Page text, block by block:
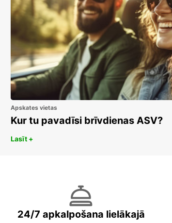
Apskates vietas
Kur tu pavadīsi brīvdienas ASV?
Lasīt +
24/7 apkalpošana lielākajā